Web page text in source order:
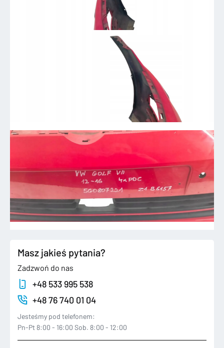
Masz jakieś pytania?
Zadzwoń do nas
+48 533 995 538
+48 76 740 01 04
Jesteśmy pod telefonem:
Pn-Pt 8:00 - 16:00 Sob. 8:00 - 12:00